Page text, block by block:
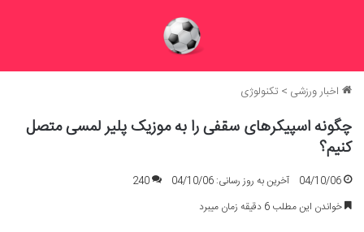
اخبار ورزشی > تکنولوژی
چگونه اسپیکرهای سقفی را به موزیک پلیر لمسی متصل
کنیم؟
04/10/06 آخرین به روز رسانی: 04/10/06
240
خواندن این مطلب 6 دقیقه زمان میبرد